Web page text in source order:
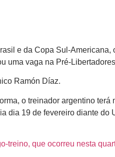
e da Copa Sul-Americana,
uma vaga na Pré-
Ramón Díaz.
o treinador argentino terá
dia 19 de fevereiro diante do
treino, que ocorreu nesta